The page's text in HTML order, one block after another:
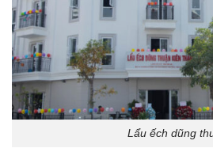
Lẩu ếch dũng